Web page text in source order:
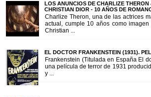
LOS ANUNCIOS DE CHARLIZE
CHRISTIAN DIOR - 10 AÑOS DE
Charlize Theron, una de las actrices
actual, cumple 10 años como
Christian ...
EL DOCTOR FRANKENSTEIN (1931).
Frankenstein (Titulada en España El
una película de terror de 1931
y ...